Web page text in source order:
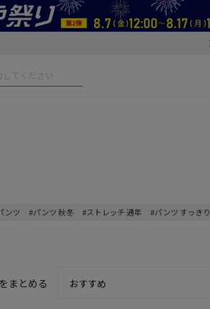
ンツ #パンツ 秋冬 #ストレッチ 通年 #パンツ すっきり
まとめる